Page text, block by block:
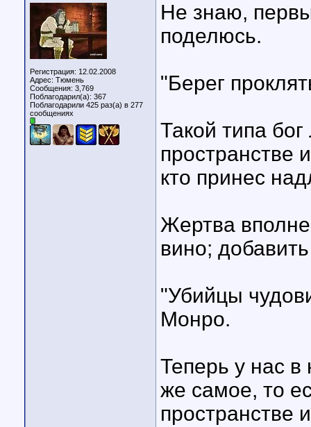
Регистрация: 12.02.2008
Адрес: Тюмень
Сообщения: 3,769
Поблагодарил(а): 367
Поблагодарили 425 раз(а) в 277
сообщениях
Не знаю,
поделюсь.
"Берег
Такой типа
пространстве
кто принес
Жертва
вино;
"Убийцы
Монро.
Теперь у нас в
же самое, то
пространстве